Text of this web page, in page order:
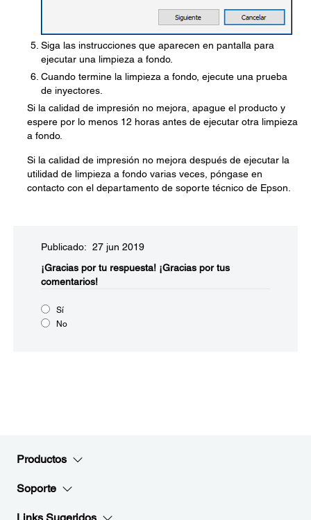
Siga las instrucciones que aparecen en pantalla para
ejecutar una limpieza a fondo.
Cuando termine la limpieza a fondo, ejecute una prueba
de inyectores.
Si la calidad de impresión no mejora, apague el producto y
espere por lo menos 12 horas antes de ejecutar otra limpieza
a fondo.
Si la calidad de impresión no mejora después de ejecutar la
utilidad de limpieza a fondo varias veces, póngase en
contacto con el departamento de soporte técnico de Epson.
Publicado: 27 jun 2019
¡Gracias por tu respuesta! ¡Gracias por tus
comentarios!
Sí
No
Productos
Soporte